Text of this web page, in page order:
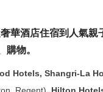
華酒店住宿到 人氣親
購物。
Hotels, Shangri-La